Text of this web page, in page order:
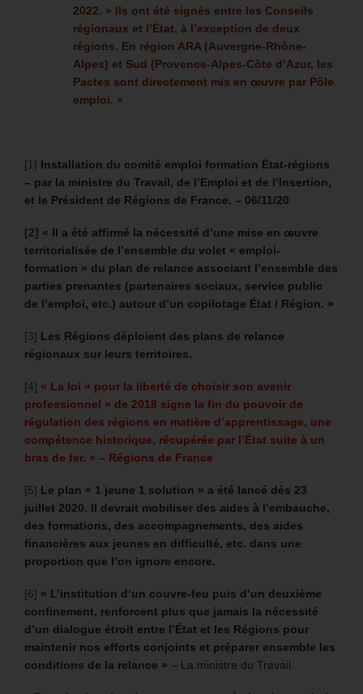
2022. » Ils ont été signés entre les Conseils
régionaux et l’État, à l’exception de deux
régions. En région ARA (Auvergne-Rhône-
Alpes) et Sud (Provence-Alpes-Côte d’Azur, les
Pactes sont directement mis en œuvre par Pôle
emploi. »
[1] Installation du comité emploi formation État-régions
– par la ministre du Travail, de l’Emploi et de l’Insertion,
et le Président de Régions de France. – 06/11/20
[2] « Il a été affirmé la nécessité d’une mise en œuvre
territorialisée de l’ensemble du volet « emploi-
formation » du plan de relance associant l’ensemble des
parties prenantes (partenaires sociaux, service public
de l’emploi, etc.) autour d’un copilotage État / Région. »
[3] Les Régions déploient des plans de relance
régionaux sur leurs territoires.
[4] « La loi « pour la liberté de choisir son avenir
professionnel » de 2018 signe la fin du pouvoir de
régulation des régions en matière d’apprentissage, une
compétence historique, récupérée par l’État suite à un
bras de fer. » – Régions de France
[5] Le plan « 1 jeune 1 solution » a été lancé dès 23
juillet 2020. Il devrait mobiliser des aides à l’embauche,
des formations, des accompagnements, des aides
financières aux jeunes en difficulté, etc. dans une
proportion que l’on ignore encore.
[6] « L’institution d’un couvre-feu puis d’un deuxième
confinement, renforcent plus que jamais la nécessité
d’un dialogue étroit entre l’État et les Régions pour
maintenir nos efforts conjoints et préparer ensemble les
conditions de la relance » – La ministre du Travail.